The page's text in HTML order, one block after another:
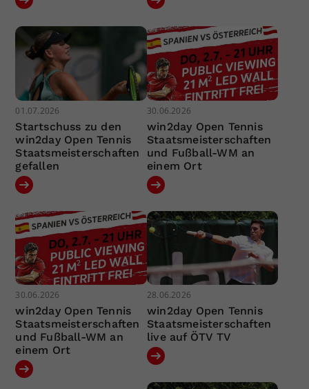
01.07.2026
Startschuss zu den
win2day Open Tennis
Staatsmeisterschaften
gefallen
30.06.2026
win2day Open Tennis
Staatsmeisterschaften
und Fußball-WM an
einem Ort
30.06.2026
win2day Open Tennis
Staatsmeisterschaften
und Fußball-WM an
einem Ort
28.06.2026
win2day Open Tennis
Staatsmeisterschaften
live auf ÖTV TV